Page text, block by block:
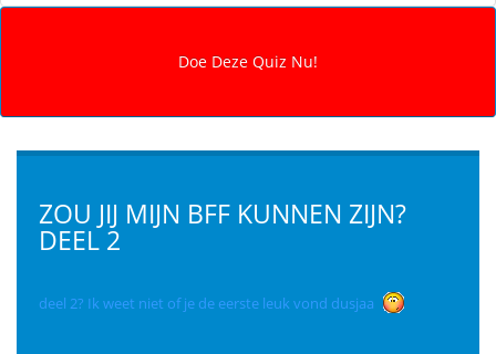
ZOU JIJ MIJN BFF KUNNEN ZIJN?
DEEL 2
deel 2? Ik weet niet of je de eerste leuk vond dusjaa